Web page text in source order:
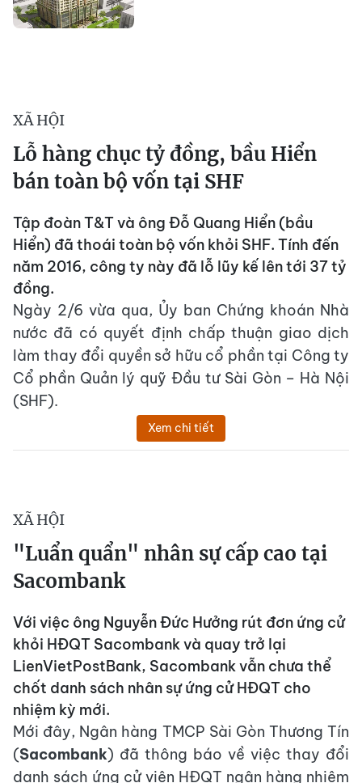
XÃ HỘI
Lỗ hàng chục tỷ đồng, bầu Hiển
bán toàn bộ vốn tại SHF
Tập đoàn T&T và ông Đỗ Quang Hiển (bầu
Hiển) đã thoái toàn bộ vốn khỏi SHF. Tính đến
năm 2016, công ty này đã lỗ lũy kế lên tới 37 tỷ
đồng.
Ngày 2/6 vừa qua, Ủy ban Chứng khoán Nhà
nước đã có quyết định chấp thuận giao dịch
làm thay đổi quyền sở hữu cổ phần tại Công ty
Cổ phần Quản lý quỹ Đầu tư Sài Gòn – Hà Nội
(SHF).
Xem chi tiết
XÃ HỘI
"Luẩn quẩn" nhân sự cấp cao tại
Sacombank
Với việc ông Nguyễn Đức Hưởng rút đơn ứng cử
khỏi HĐQT Sacombank và quay trở lại
LienVietPostBank, Sacombank vẫn chưa thể
chốt danh sách nhân sự ứng cử HĐQT cho
nhiệm kỳ mới.
Mới đây, Ngân hàng TMCP Sài Gòn Thương Tín
(Sacombank) đã thông báo về việc thay đổi
danh sách ứng cử viên HĐQT ngân hàng nhiệm